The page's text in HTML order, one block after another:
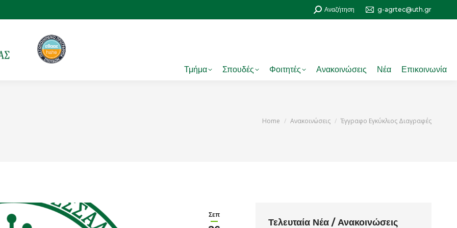
Search:
Αναζήτηση g-agrtec@uth.gr
Τμήμα Σπουδές Φοιτητές Ανακοινώσεις Νέα Επικοινωνία
You are here:
Home Ανακοινώσεις Έγγραφο Εγκύκλιος Διαγραφές
Σεπ
Τελευταία Νέα / Ανακοινώσεις